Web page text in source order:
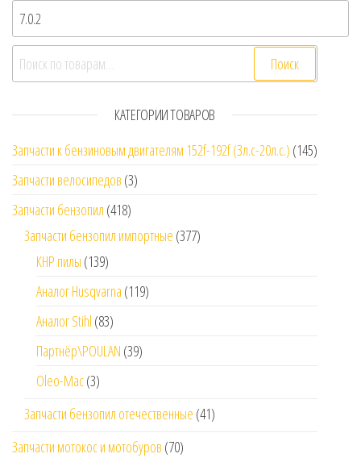
Искать: Поиск
КАТЕГОРИИ ТОВАРОВ
Запчасти к бензиновым двигателям 152f-192f (3л.с-20л.с.) (145)
Запчасти велосипедов (3)
Запчасти бензопил (418)
Запчасти бензопил импортные (377)
КНР пилы (139)
Аналог Husqvarna (119)
Аналог Stihl (83)
Партнёр\POULAN (39)
Oleo-Mac(3)
Запчасти бензопил отечественные (41)
Запчасти мотокос и мотобуров (70)